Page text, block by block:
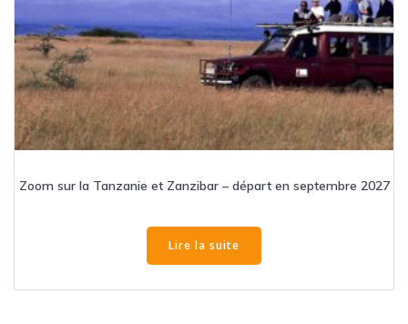
Zoom sur la Tanzanie et Zanzibar – départ en septembre 2027
Lire la suite